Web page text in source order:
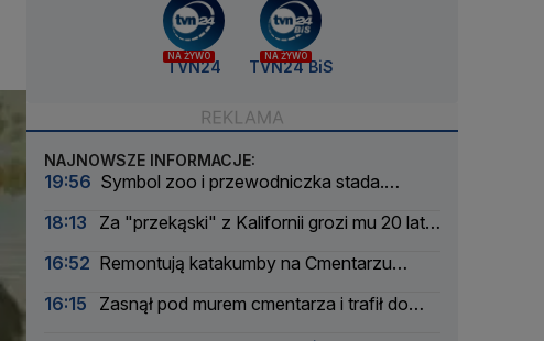
NA ŻYWO
TVN24
NA ŻYWO
TVN24 BiS
NAJNOWSZE INFORMACJE:
19:56 Symbol zoo i przewodniczka stada.
18:13
Za "przekąski" z Kalifornii grozi mu 20 lat
16:52 Remontują katakumby na Cmentarzu
16:15
Zasnął pod murem cmentarza i trafił do